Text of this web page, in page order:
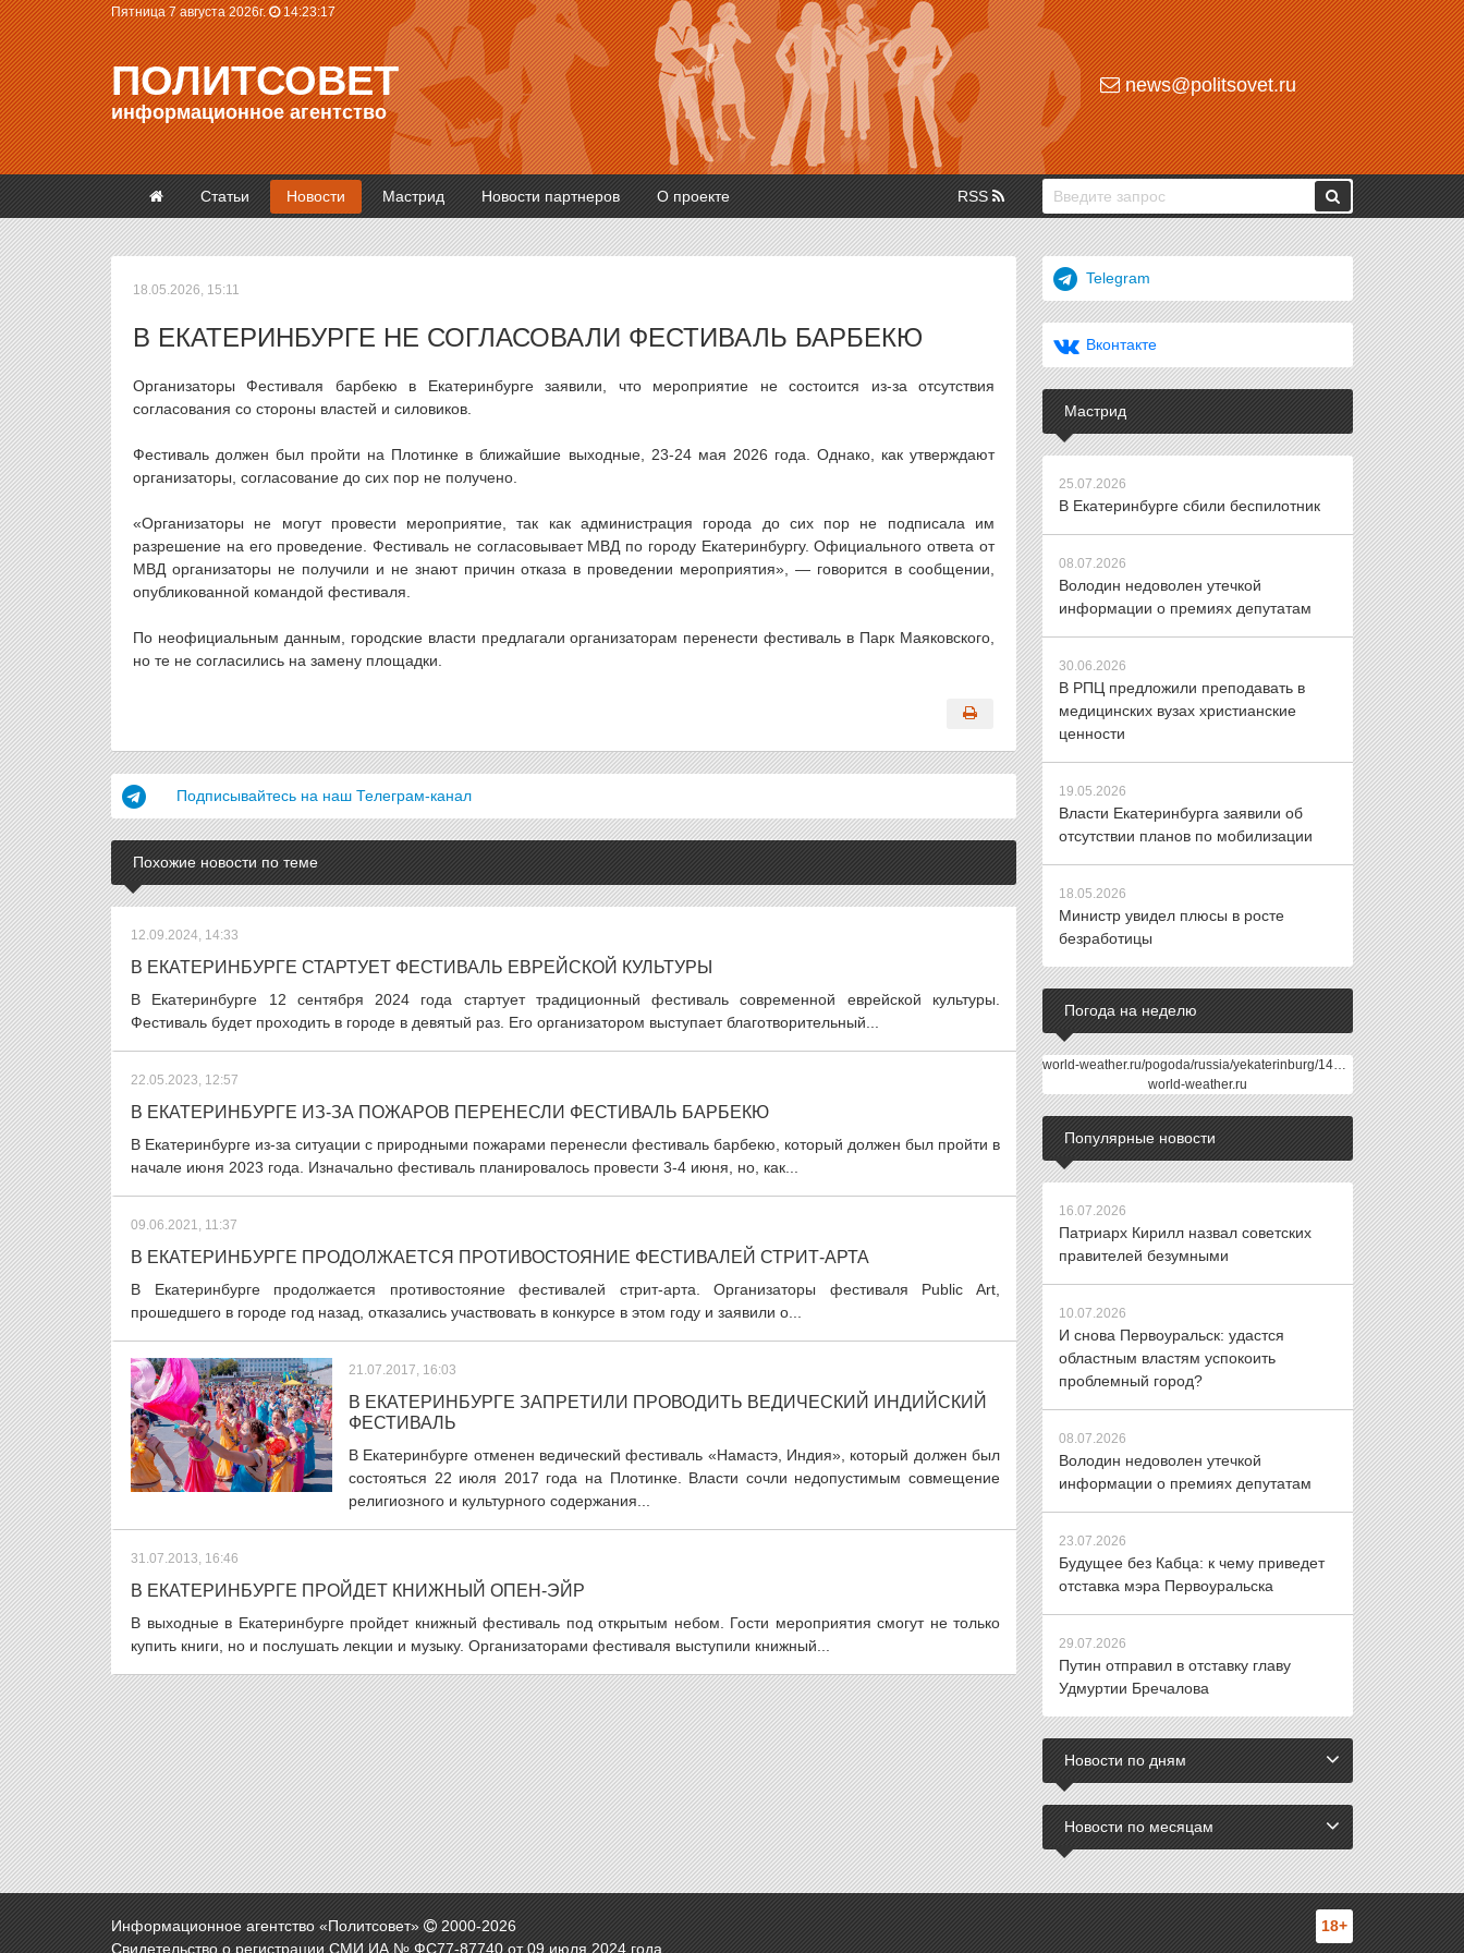
Пятница 7 августа 2026г. 14:23:17
ПОЛИТСОВЕТ
информационное агентство
news@politsovet.ru
Статьи Новости Мастрид Новости партнеров О проекте RSS
18.05.2026, 15:11
В ЕКАТЕРИНБУРГЕ НЕ СОГЛАСОВАЛИ ФЕСТИВАЛЬ БАРБЕКЮ
Организаторы Фестиваля барбекю в Екатеринбурге заявили, что мероприятие не состоится из-за отсутствия
согласования со стороны властей и силовиков.
Фестиваль должен был пройти на Плотинке в ближайшие выходные, 23-24 мая 2026 года. Однако, как утверждают
организаторы, согласование до сих пор не получено.
«Организаторы не могут провести мероприятие, так как администрация города до сих пор не подписала им
разрешение на его проведение. Фестиваль не согласовывает МВД по городу Екатеринбургу. Официального ответа от
МВД организаторы не получили и не знают причин отказа в проведении мероприятия», — говорится в сообщении,
опубликованной командой фестиваля.
По неофициальным данным, городские власти предлагали организаторам перенести фестиваль в Парк Маяковского,
но те не согласились на замену площадки.
Подписывайтесь на наш Телеграм-канал
Похожие новости по теме
12.09.2024, 14:33
В ЕКАТЕРИНБУРГЕ СТАРТУЕТ ФЕСТИВАЛЬ ЕВРЕЙСКОЙ КУЛЬТУРЫ
В Екатеринбурге 12 сентября 2024 года стартует традиционный фестиваль современной еврейской культуры.
Фестиваль будет проходить в городе в девятый раз. Его организатором выступает благотворительный...
22.05.2023, 12:57
В ЕКАТЕРИНБУРГЕ ИЗ-ЗА ПОЖАРОВ ПЕРЕНЕСЛИ ФЕСТИВАЛЬ БАРБЕКЮ
В Екатеринбурге из-за ситуации с природными пожарами перенесли фестиваль барбекю, который должен был пройти в
начале июня 2023 года. Изначально фестиваль планировалось провести 3-4 июня, но, как...
09.06.2021, 11:37
В ЕКАТЕРИНБУРГЕ ПРОДОЛЖАЕТСЯ ПРОТИВОСТОЯНИЕ ФЕСТИВАЛЕЙ СТРИТ-АРТА
В Екатеринбурге продолжается противостояние фестивалей стрит-арта. Организаторы фестиваля Public Art,
прошедшего в городе год назад, отказались участвовать в конкурсе в этом году и заявили о...
21.07.2017, 16:03
В ЕКАТЕРИНБУРГЕ ЗАПРЕТИЛИ ПРОВОДИТЬ ВЕДИЧЕСКИЙ ИНДИЙСКИЙ
ФЕСТИВАЛЬ
В Екатеринбурге отменен ведический фестиваль «Намастэ, Индия», который должен был
состояться 22 июля 2017 года на Плотинке. Власти сочли недопустимым совмещение
религиозного и культурного содержания...
31.07.2013, 16:46
В ЕКАТЕРИНБУРГЕ ПРОЙДЕТ КНИЖНЫЙ ОПЕН-ЭЙР
В выходные в Екатеринбурге пройдет книжный фестиваль под открытым небом. Гости мероприятия смогут не только
купить книги, но и послушать лекции и музыку. Организаторами фестиваля выступили книжный...
Telegram
Вконтакте
Мастрид
25.07.2026
В Екатеринбурге сбили беспилотник
08.07.2026
Володин недоволен утечкой
информации о премиях депутатам
30.06.2026
В РПЦ предложили преподавать в
медицинских вузах христианские
ценности
19.05.2026
Власти Екатеринбурга заявили об
отсутствии планов по мобилизации
18.05.2026
Министр увидел плюсы в росте
безработицы
Погода на неделю
world-weather.ru/pogoda/russia/yekaterinburg/14days/
world-weather.ru
Популярные новости
16.07.2026
Патриарх Кирилл назвал советских
правителей безумными
10.07.2026
И снова Первоуральск: удастся
областным властям успокоить
проблемный город?
08.07.2026
Володин недоволен утечкой
информации о премиях депутатам
23.07.2026
Будущее без Кабца: к чему приведет
отставка мэра Первоуральска
29.07.2026
Путин отправил в отставку главу
Удмуртии Бречалова
Новости по дням
Новости по месяцам
Информационное агентство «Политсовет» 2000-2026
Свидетельство о регистрации СМИ ИА № ФС77-87740 от 09 июля 2024 года.
18+